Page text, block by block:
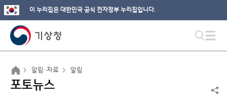
이 누리집은 대한민국 공식 전자정부 누리집입니다.
알림·자료 알림
포토뉴스